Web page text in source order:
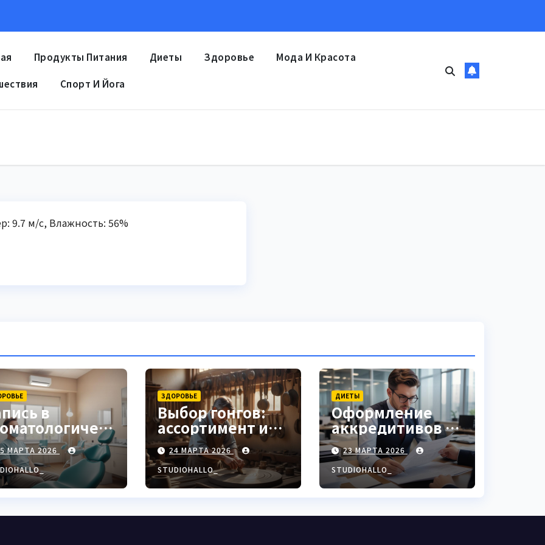
Продукты Питания Диеты Здоровье Мода И Красота
Спорт И Йога
9.7 м/с, Влажность: 56%
в
клинику
МАРТА 2026
ЗДОРОВЬЕ
Выбор гонгов:
ассортимент и
характеристики
24 МАРТА 2026
STUDIOHALLO_
ДИЕТЫ
Оформление
аккредитивов в
международной
торговле
23 МАРТА 2026
STUDIOHALLO_